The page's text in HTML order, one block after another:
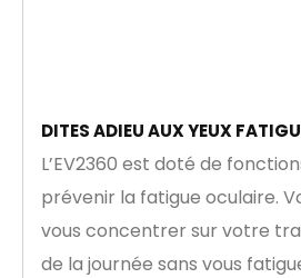
DITES ADIEU AUX YEUX
L’EV2360 est doté de
prévenir la fatigue oculaire.
vous concentrer sur votre
de la journée sans vous